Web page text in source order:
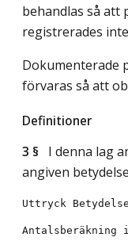
behandlas så att
registrerades
Dokumenterade
förvaras så att
Definitioner
3 § I denna lag
angiven